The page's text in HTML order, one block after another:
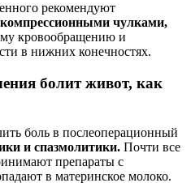
рекомендуют
чулками,
кровообращению и
в нижних конечностях.
болит живот, как
боль в послеоперационный
и спазмолитики. Почти все
препараты с
в материнское молоко.